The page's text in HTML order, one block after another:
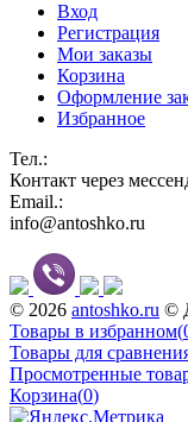
Вход
Регистрация
Мои заказы
Корзина
Оформление
Избранное
Тел.:
Контакт через
Email.:
info@antoshko.ru
© 2026 antoshko.ru ©
Товары в избранном(
Товары для
Просмотренные
Корзина(0)